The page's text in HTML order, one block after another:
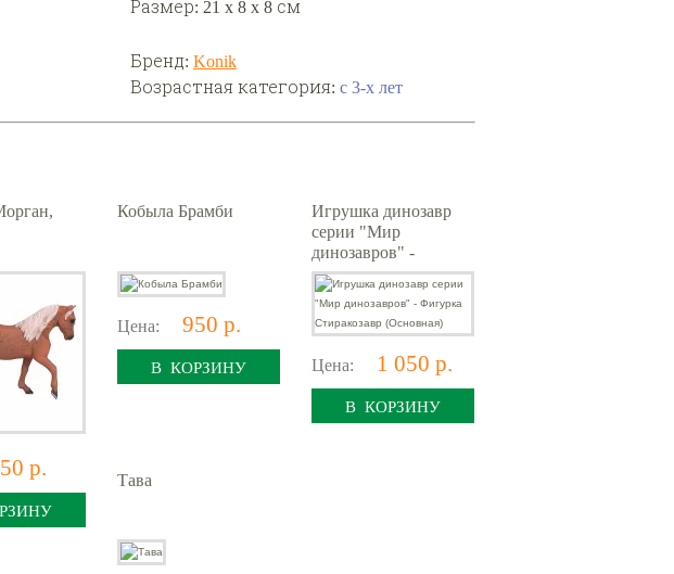
Размер: 21 x 8 x 8 см
Бренд: Konik
Возрастная категория: с 3-х лет
р.
Кобыла Брамби
Цена: 950 р.
В КОРЗИНУ
Игрушка динозавр
серии "Мир
динозавров" -
Фигурка Стиракозавр
(Основная)
Цена: 1 050 р.
В КОРЗИНУ
Тава